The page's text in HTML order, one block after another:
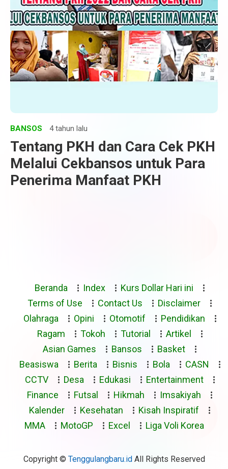
BANSOS 4 tahun lalu
Tentang PKH dan Cara Cek PKH
Melalui Cekbansos untuk Para
Penerima Manfaat PKH
Beranda Index
Kurs Dollar Hari ini
Terms of Use
Contact Us
Disclaimer
Olahraga
Opini Otomotif
Pendidikan
Ragam
Tokoh Tutorial
Artikel
Asian Games
Bansos
Basket
Beasiswa
Berita Bisnis Bola
CASN
CCTV
Desa Edukasi
Entertainment
Finance
Futsal Hikmah
Imsakiyah
Kalender
Kesehatan
Kisah Inspiratif
MMA
MotoGP Excel Liga Voli Korea
Copyright © Tenggulangbaru.idAll Rights Reserved